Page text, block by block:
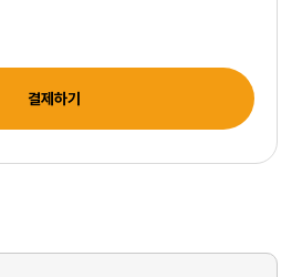
결제하기